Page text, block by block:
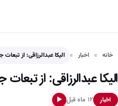
خانه اخبار الیکا عبدالرزاقی: از
الیکا عبدالرزاقی: از
اخبار ۱۲ ماه قبل ▶